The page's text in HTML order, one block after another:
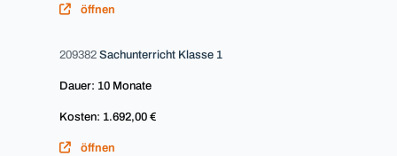
öffnen
209382 Sachunterricht Klasse 1
Dauer: 10 Monate
Kosten: 1.692,00 €
öffnen